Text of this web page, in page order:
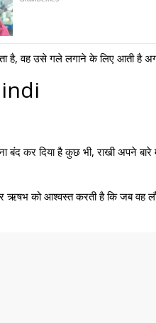
है, वह उसे गले लगाने के लिए आती है
कर दिया है कुछ भी, राखी अपने बारे
ऋषभ को आश्वस्त करती है कि जब वह